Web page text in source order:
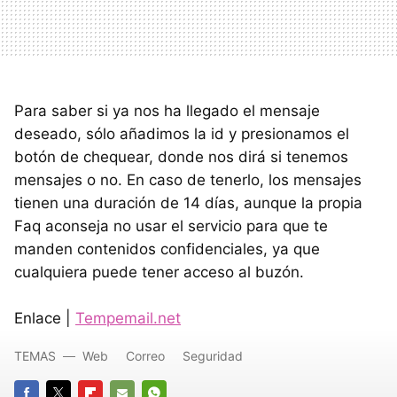
Para saber si ya nos ha llegado el mensaje
deseado, sólo añadimos la id y presionamos el
botón de chequear, donde nos dirá si tenemos
mensajes o no. En caso de tenerlo, los mensajes
tienen una duración de 14 días, aunque la propia
Faq aconseja no usar el servicio para que te
manden contenidos confidenciales, ya que
cualquiera puede tener acceso al buzón.
Enlace | Tempemail.net
TEMAS Web Correo Seguridad